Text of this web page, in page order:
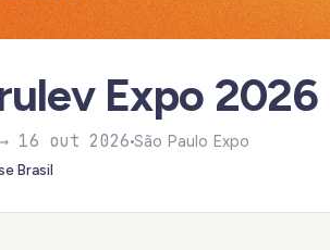
Expo 2026
16 out 2026 São Paulo Expo
Brasil